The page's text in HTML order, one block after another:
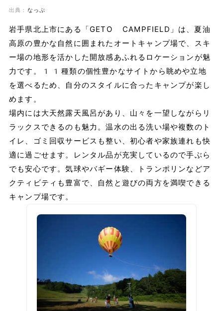
出典： なっぷ
岩手県北上市にある「GETO CAMPFIELD」は、夏油
高原の豊かな自然に囲まれたオートキャンプ場で、スキ
ー場の地形を活かした開放感あふれるロケーションが魅
力です。11種類の個性豊かなサイトから眺めや立地
を選べるため、自分のスタイルに合ったキャンプが楽し
めます。
場内には大天然露天風呂があり、山々を一望しながらリ
ラックスできるのも魅力。温水の出る洗い場や複数のト
イレ、ゴミ回収サービスも整い、初心者や家族連れも快
適に過ごせます。レンタル品が充実しているので手ぶら
でも安心です。気球やバギー体験、トランポリンなどア
クティビティも豊富で、自然と遊びの両方を満喫できる
キャンプ場です。